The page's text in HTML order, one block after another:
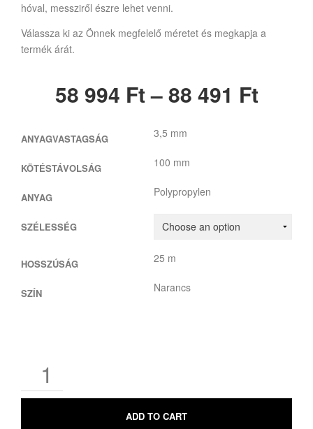
hóval, messziről észre lehet venni.
Válassza ki az Önnek megfelelő méretet és megkapja a
termék árát.
58 994 Ft–88 491 Ft
ANYAGVASTAGSÁG 3,5 mm
KÖTÉSTÁVOLSÁG 100 mm
ANYAG Polypropylen
SZÉLESSÉG
HOSSZÚSÁG 25 m
SZÍN Narancs
ADD TO CART